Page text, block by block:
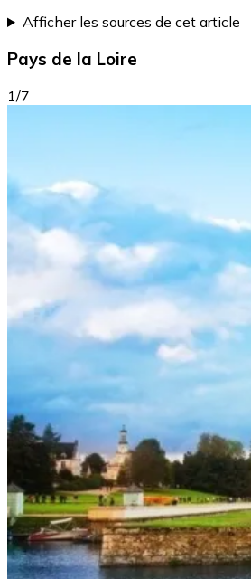
Afficher les sources de cet article
Pays de la Loire
1/7